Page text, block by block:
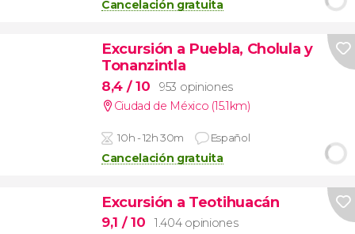
Cancelación gratuita
Excursión a Puebla, Cholula y
Tonanzintla
8,4 / 10
953 opiniones
Ciudad de México (15.1km)
10h - 12h 30m Español
Cancelación gratuita
Excursión a Teotihuacán
9,1 / 10
1.404 opiniones